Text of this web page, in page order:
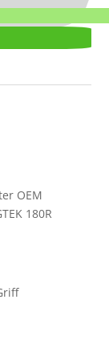
OEM
180R